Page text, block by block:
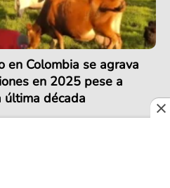
en Colombia se agrava
en 2025 pese a
última década